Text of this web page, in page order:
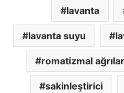
lavanta
lavanta suyu
romatizmal ağrılar
sakinleştirici